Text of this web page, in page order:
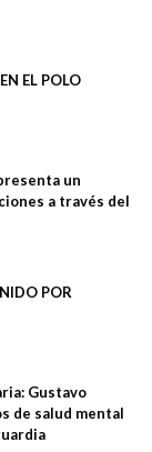
EL POLO
un
a través del
POR
Gustavo
de salud mental